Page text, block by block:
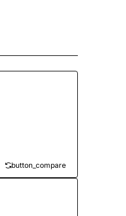
button_compare